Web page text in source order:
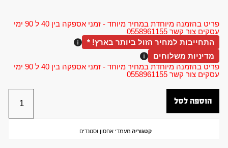
פריט בהזמנה מיוחדת במחיר מיוחד - זמני אספקה בין 40 ל 90 ימי
עסקים צור קשר 0558961155
התחייבות למחיר הזול ביותר בארץ! *
מדיניות משלוחים
פריט בהזמנה מיוחדת במחיר מיוחד - זמני אספקה בין 40 ל 90 ימי
עסקים צור קשר 0558961155
הוספה לסל
קטגוריה מעמדי אחסון וסטנדים